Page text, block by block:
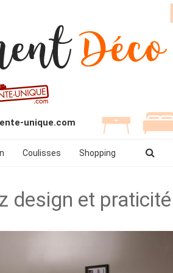
unique.com
Coulisses Shopping
design et praticité